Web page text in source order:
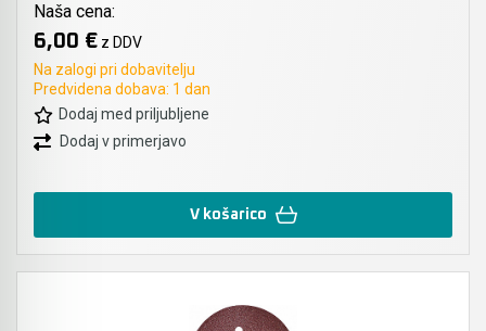
Naša cena:
6,00 € z DDV
Na zalogi pri dobavitelju
Predvidena dobava: 1 dan
Dodaj med priljubljene
Dodaj v primerjavo
V košarico